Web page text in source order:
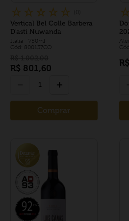
☆ ☆ ☆ ☆ ☆
Vertical Bel Colle Barbera
D'asti Nuwanda
Italia- 750ml
Cód: 800137CO
R$ 801,60
＋
Comprar
R$